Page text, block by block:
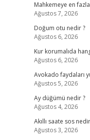
Mahkemeye en
Ağustos 7, 2026
Doğum otu nedir ?
Ağustos 6, 2026
Kur korumalıda
Ağustos 6, 2026
Avokado faydaları
Ağustos 5, 2026
Ay düğümü nedir ?
Ağustos 4, 2026
Akıllı saate sos
Ağustos 3, 2026